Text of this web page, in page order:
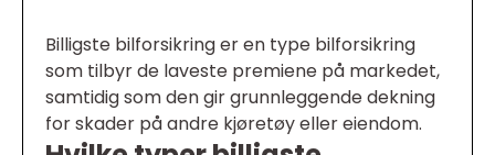
Billigste bilforsikring er en type bilforsikring
som tilbyr de laveste premiene på markedet,
samtidig som den gir grunnleggende dekning
for skader på andre kjøretøy eller eiendom.